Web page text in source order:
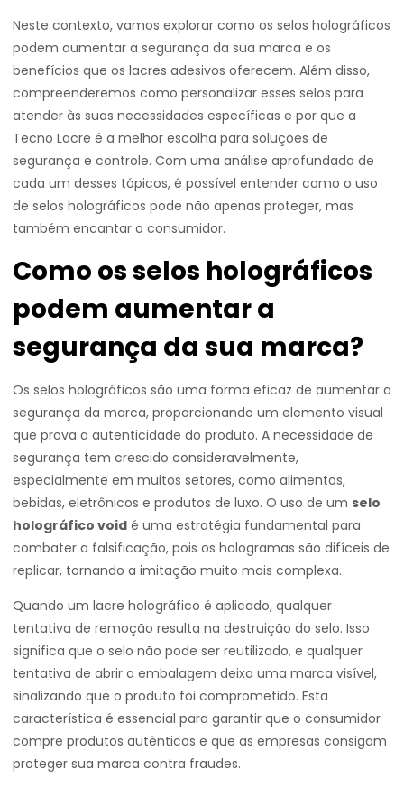
Neste contexto, vamos explorar como os selos holográficos
podem aumentar a segurança da sua marca e os
benefícios que os lacres adesivos oferecem. Além disso,
compreenderemos como personalizar esses selos para
atender às suas necessidades específicas e por que a
Tecno Lacre é a melhor escolha para soluções de
segurança e controle. Com uma análise aprofundada de
cada um desses tópicos, é possível entender como o uso
de selos holográficos pode não apenas proteger, mas
também encantar o consumidor.
Como os selos holográficos
podem aumentar a
segurança da sua marca?
Os selos holográficos são uma forma eficaz de aumentar a
segurança da marca, proporcionando um elemento visual
que prova a autenticidade do produto. A necessidade de
segurança tem crescido consideravelmente,
especialmente em muitos setores, como alimentos,
bebidas, eletrônicos e produtos de luxo. O uso de um selo
holográfico void é uma estratégia fundamental para
combater a falsificação, pois os hologramas são difíceis de
replicar, tornando a imitação muito mais complexa.
Quando um lacre holográfico é aplicado, qualquer
tentativa de remoção resulta na destruição do selo. Isso
significa que o selo não pode ser reutilizado, e qualquer
tentativa de abrir a embalagem deixa uma marca visível,
sinalizando que o produto foi comprometido. Esta
característica é essencial para garantir que o consumidor
compre produtos autênticos e que as empresas consigam
proteger sua marca contra fraudes.